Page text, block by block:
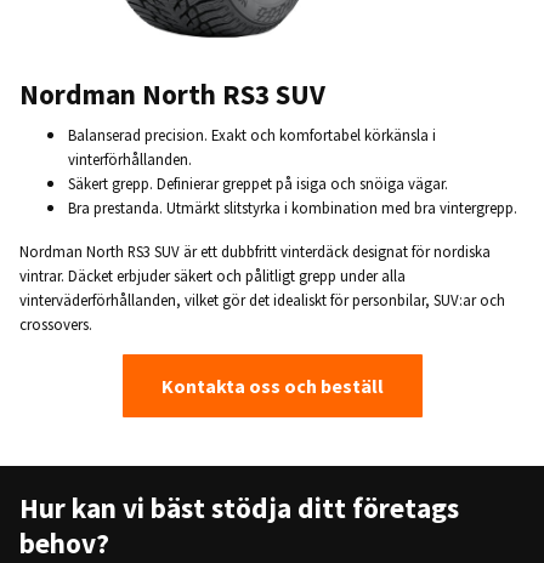
Nordman North RS3 SUV
Balanserad precision. Exakt och komfortabel körkänsla i
vinterförhållanden.
Säkert grepp. Definierar greppet på isiga och snöiga vägar.
Bra prestanda. Utmärkt slitstyrka i kombination med bra vintergrepp.
Nordman North RS3 SUV är ett dubbfritt vinterdäck designat för nordiska
vintrar. Däcket erbjuder säkert och pålitligt grepp under alla
vinterväderförhållanden, vilket gör det idealiskt för personbilar, SUV:ar och
crossovers.
Kontakta oss och beställ
Hur kan vi bäst stödja ditt företags
behov?